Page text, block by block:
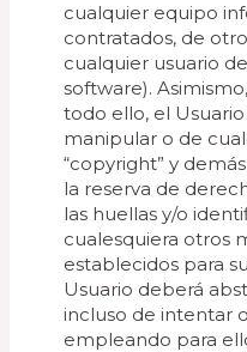
cualquier equipo
contratados, de
cualquier usuario
software).
todo ello, el
manipular o de
“copyright” y
la reserva de
las huellas y/o
cualesquiera otros
establecidos para
Usuario deberá
incluso de intentar
empleando para